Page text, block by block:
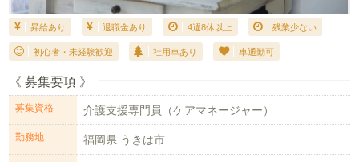
昇給あり 退職金あり 4週8休以上 残業少ない
初心者・未経験歓迎 社用車あり 車通勤可
《 募集要項 》
募集資格 介護支援専門員（ケアマネージャー）
勤務地 福岡県 うきは市